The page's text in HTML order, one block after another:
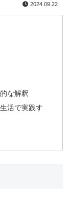
2024.09.22
な解釈
活で実践す